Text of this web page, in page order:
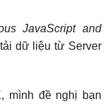
JavaScript and
dữ liệu từ Server
mình đề nghị bạn